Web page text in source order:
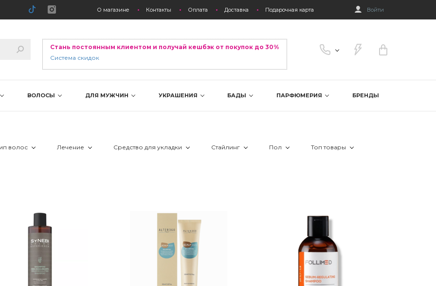
О магазине Контакты Оплата Доставка Подарочная карта Войти
Стань постоянным клиентом и получай кешбэк от покупок до 30%
Система скидок
ВОЛОСЫ ДЛЯ МУЖЧИН УКРАШЕНИЯ БАДЫ ПАРФЮМЕРИЯ БРЕНДЫ
волос
сухие
тонкие
чувствительная кожа головы
Лечение Средство для укладки Стайлинг Пол Топ товары